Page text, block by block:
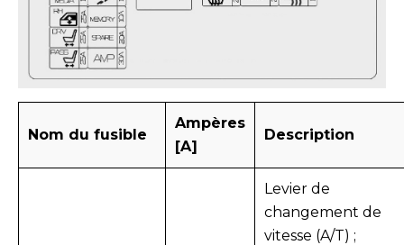
Nom du fusible
Ampères
[A]
Description
Levier de
changement de
vitesse (A/T) ;